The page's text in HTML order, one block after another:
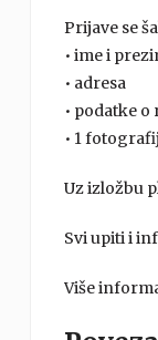
Prijave se
• ime i
• adresa
• podatke
• 1
Uz izložbu
Svi upiti i
Više